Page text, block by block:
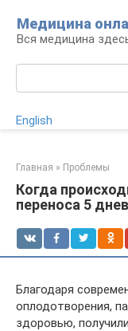
контенту
Медицина
Вся медицина
English
Главная » Проблемы
Когда
переноса 5
Благодаря
оплодотворения,
здоровью,